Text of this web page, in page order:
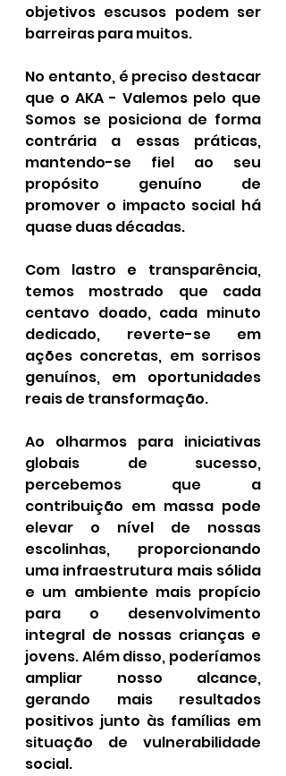
objetivos escusos podem ser
barreiras para muitos.
No entanto, é preciso destacar
que o AKA - Valemos pelo que
Somos se posiciona de forma
contrária a essas práticas,
mantendo-se fiel ao seu
propósito genuíno de
promover o impacto social há
quase duas décadas.
Com lastro e transparência,
temos mostrado que cada
centavo doado, cada minuto
dedicado, reverte-se em
ações concretas, em sorrisos
genuínos, em oportunidades
reais de transformação.
Ao olharmos para iniciativas
globais de sucesso,
percebemos que a
contribuição em massa pode
elevar o nível de nossas
escolinhas, proporcionando
uma infraestrutura mais sólida
e um ambiente mais propício
para o desenvolvimento
integral de nossas crianças e
jovens. Além disso, poderíamos
ampliar nosso alcance,
gerando mais resultados
positivos junto às famílias em
situação de vulnerabilidade
social.